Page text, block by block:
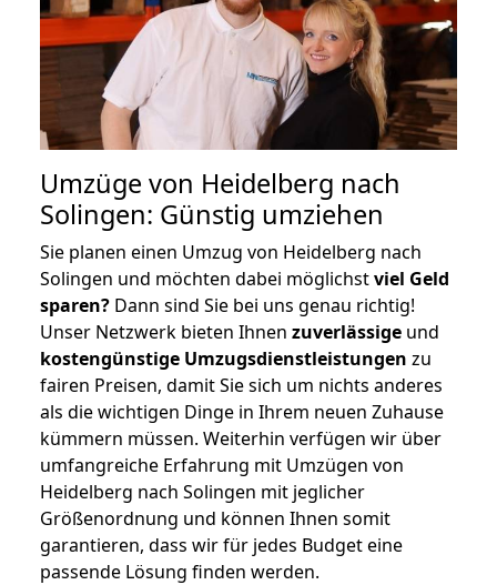
Umzüge von Heidelberg nach
Solingen: Günstig umziehen
Sie planen einen Umzug von Heidelberg nach
Solingen und möchten dabei möglichstviel Geld
sparen? Dann sind Sie bei uns genau richtig!
Unser Netzwerk bieten Ihnen zuverlässige und
kostengünstige Umzugsdienstleistungen zu
fairen Preisen, damit Sie sich um nichts anderes
als die wichtigen Dinge in Ihrem neuen Zuhause
kümmern müssen. Weiterhin verfügen wir über
umfangreiche Erfahrung mit Umzügen von
Heidelberg nach Solingen mit jeglicher
Größenordnung und können Ihnen somit
garantieren, dass wir für jedes Budget eine
passende Lösung finden werden.